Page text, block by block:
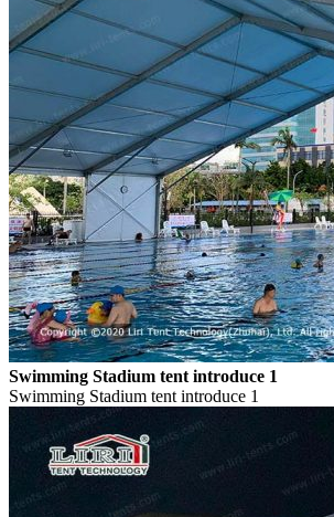
Swimming Stadium tent introduce 1
Swimming Stadium tent introduce 1